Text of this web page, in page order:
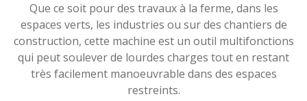
Que ce soit pour des travaux à la ferme, dans les
espaces verts, les industries ou sur des chantiers de
construction, cette machine est un outil multifonctions
qui peut soulever de lourdes charges tout en restant
très facilement manoeuvrable dans des espaces
restreints.